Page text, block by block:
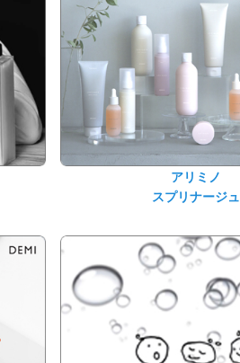
アリミノ
スプリナージュ